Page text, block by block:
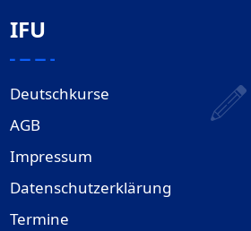
IFU
Deutschkurse
AGB
Impressum
Datenschutzerklärung
Termine